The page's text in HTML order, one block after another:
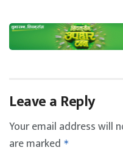
Leave a Reply
Your email address will
are marked *